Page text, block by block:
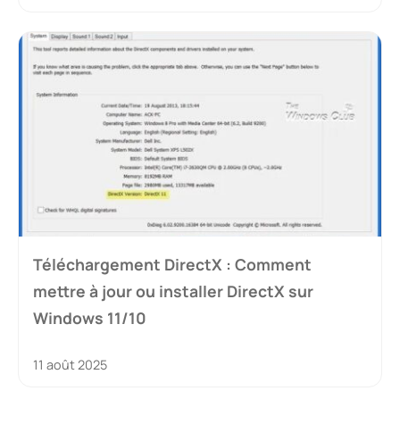
Téléchargement DirectX : Comment
mettre à jour ou installer DirectX sur
Windows 11/10
11 août 2025